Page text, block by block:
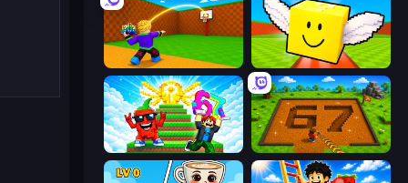
Throw a Lucky Block Lucky Brainrot Blocks Online
Run and Jump for Brainrot Obby: Dig Brainrots